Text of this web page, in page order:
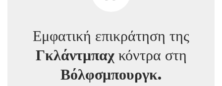
Εμφατική επικράτηση της
Γκλάντμπαχκόντρα στη
Βόλφσμπουργκ.